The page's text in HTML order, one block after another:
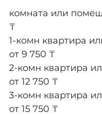
комната или
₸
1-комн квартира
от 9 750 ₸
2-комн квартира
от 12 750 ₸
3-комн квартира
от 15 750 ₸